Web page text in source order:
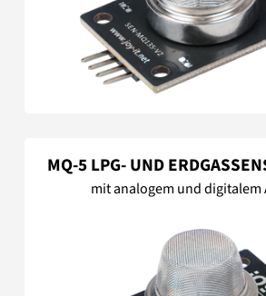
MQ-5 LPG- UND
mit analogem und digitalem